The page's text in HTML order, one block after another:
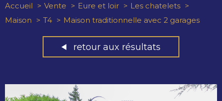
Accueil Vente Eure et loir
Les chatelets
Maison
T4 Maison traditionnelle avec 2 garages
retour aux résultats